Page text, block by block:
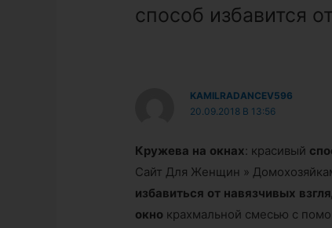
способ избавится
KAMILRADANCEV596
20.09.2018 В 13:56
Кружева на окнах: красивый
Сайт Для Женщин »
избавиться от навязчивых
окно крахмальной смесью с